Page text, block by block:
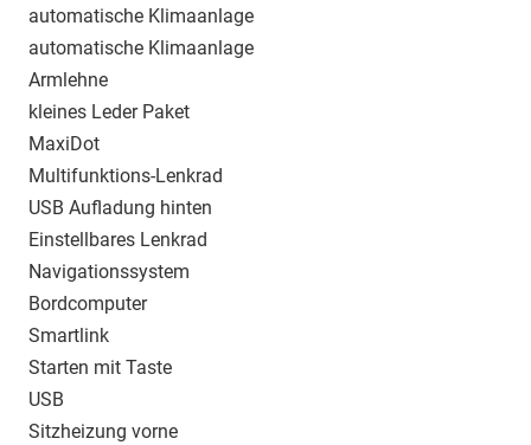
automatische Klimaanlage
automatische Klimaanlage
Armlehne
kleines Leder Paket
MaxiDot
Multifunktions-Lenkrad
USB Aufladung hinten
Einstellbares Lenkrad
Navigationssystem
Bordcomputer
Smartlink
Starten mit Taste
USB
Sitzheizung vorne